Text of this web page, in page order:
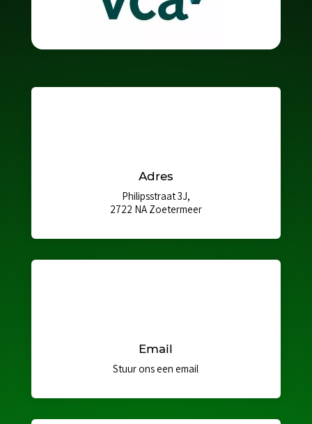
Adres
Philipsstraat 3J,
2722 NA Zoetermeer
Email
Stuur ons een email